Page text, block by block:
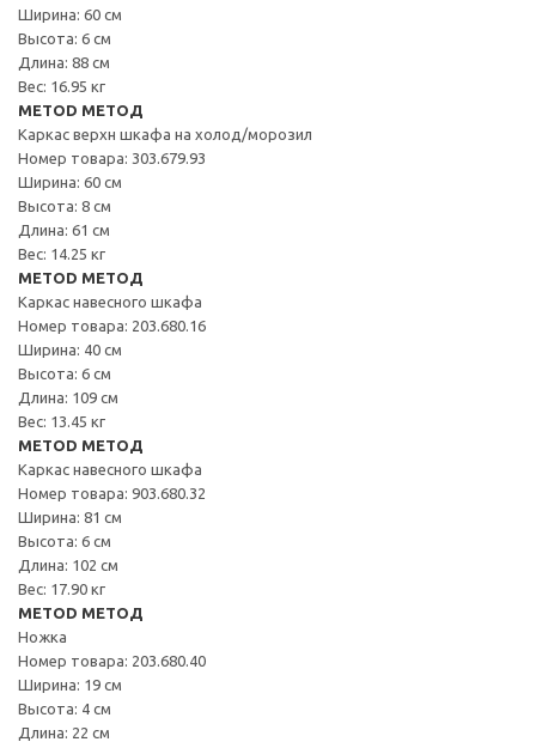
Ширина: 60 см
Высота: 6 см
Длина: 88 см
Вес: 16.95 кг
METOD МЕТОД
Каркас верхн шкафа на холод/морозил
Номер товара: 303.679.93
Ширина: 60 см
Высота: 8 см
Длина: 61 см
Вес: 14.25 кг
METOD МЕТОД
Каркас навесного шкафа
Номер товара: 203.680.16
Ширина: 40 см
Высота: 6 см
Длина: 109 см
Вес: 13.45 кг
METOD МЕТОД
Каркас навесного шкафа
Номер товара: 903.680.32
Ширина: 81 см
Высота: 6 см
Длина: 102 см
Вес: 17.90 кг
METOD МЕТОД
Ножка
Номер товара: 203.680.40
Ширина: 19 см
Высота: 4 см
Длина: 22 см